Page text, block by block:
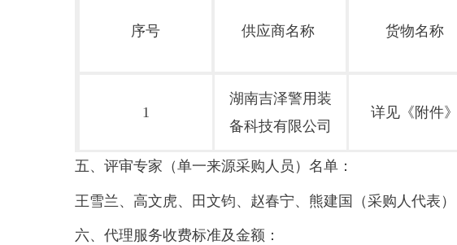
序号 供应商名称 货物名称
1
湖南吉泽警用装
备科技有限公司
详见《附件》
五、评审专家（单一来源采购人员）名单：
王雪兰、高文虎、田文钧、赵春宁、熊建国（采购人代表）
六、代理服务收费标准及金额：